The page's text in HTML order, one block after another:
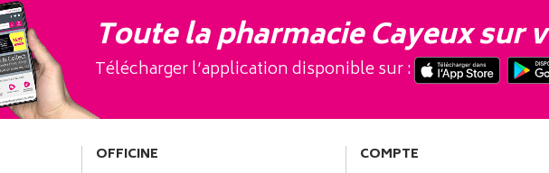
Toute la pharmacie Cayeux sur
Télécharger l’application disponible sur :
OFFICINE COMPTE